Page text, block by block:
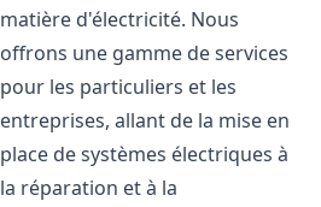
matière d'électricité. Nous
offrons une gamme de services
pour les particuliers et les
entreprises, allant de la mise en
place de systèmes électriques à
la réparation et à la